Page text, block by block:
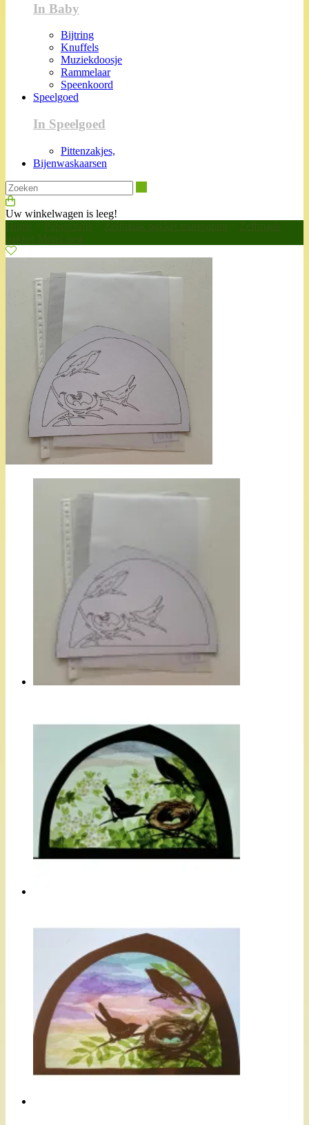
In Baby
Bijtring
Knuffels
Muziekdoosje
Rammelaar
Speenkoord
Speelgoed
In Speelgoed
Pittenzakjes,
Bijenwaskaarsen
Uw winkelwagen is leeg!
Home
Papercrafts Zelfmaak pakket transparant
Zelfmaak
pakket Merel nest